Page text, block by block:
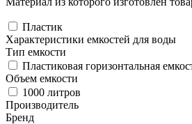
Пластик
Характеристики емкостей для воды
Тип емкости
Пластиковая горизонтальная
Объем емкости
1000 литров
Производитель
Бренд